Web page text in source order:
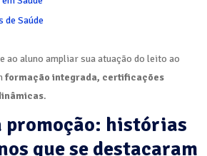
Saúde
ao aluno ampliar sua atuação do leito ao
formação integrada, certificações
.
promoção: histórias
que se destacaram